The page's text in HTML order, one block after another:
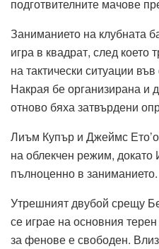
подготвителните мачове
Заниманието на клубната
игра в квадрат, след което
на тактически ситуации
Накрая бе организирана и
отново бяха затвърдени
Лиъм Купър и Джеймс
на облекчен режим,
пълноценно в заниманието.
Утрешният двубой срещу
се играе на основния
за фенове е свободен.